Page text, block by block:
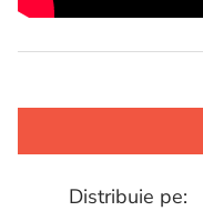
Distribuie pe: